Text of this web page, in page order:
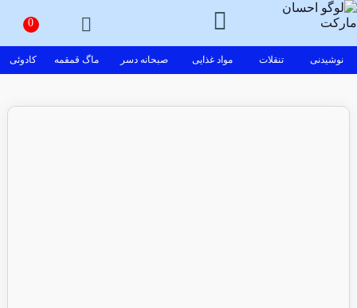
نوشیدنی تنقلات مواد غذایی صبحانه دسر ماگ قمقمه کادوئی